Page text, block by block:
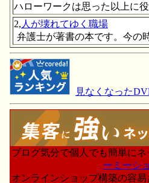
ハローワークは思った以上に
2, 人が壊れてゆく職場
弁護士が著書の本です。今の
見なくなった
ブログ気分で個人でも簡単に
ーミーシ
オンラインショップ構築の容